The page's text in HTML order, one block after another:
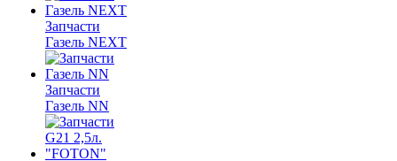
Запчасти
Газель NEXT
Запчасти
Газель NN